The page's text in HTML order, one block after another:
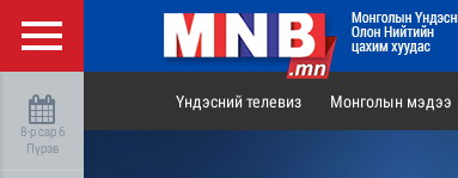
8-р сар 6
Пүрэв
Үндэсний телевиз Монголын мэдээ